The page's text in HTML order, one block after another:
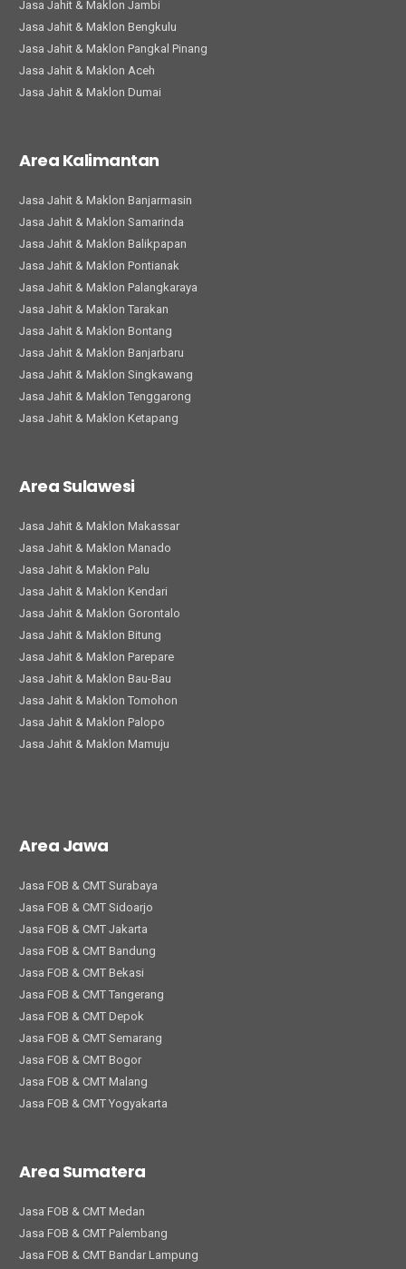
Jasa Jahit & Maklon Jambi
Jasa Jahit & Maklon Bengkulu
Jasa Jahit & Maklon Pangkal Pinang
Jasa Jahit & Maklon Aceh
Jasa Jahit & Maklon Dumai
Area Kalimantan
Jasa Jahit & Maklon Banjarmasin
Jasa Jahit & Maklon Samarinda
Jasa Jahit & Maklon Balikpapan
Jasa Jahit & Maklon Pontianak
Jasa Jahit & Maklon Palangkaraya
Jasa Jahit & Maklon Tarakan
Jasa Jahit & Maklon Bontang
Jasa Jahit & Maklon Banjarbaru
Jasa Jahit & Maklon Singkawang
Jasa Jahit & Maklon Tenggarong
Jasa Jahit & Maklon Ketapang
Area Sulawesi
Jasa Jahit & Maklon Makassar
Jasa Jahit & Maklon Manado
Jasa Jahit & Maklon Palu
Jasa Jahit & Maklon Kendari
Jasa Jahit & Maklon Gorontalo
Jasa Jahit & Maklon Bitung
Jasa Jahit & Maklon Parepare
Jasa Jahit & Maklon Bau-Bau
Jasa Jahit & Maklon Tomohon
Jasa Jahit & Maklon Palopo
Jasa Jahit & Maklon Mamuju
Area Jawa
Jasa FOB & CMT Surabaya
Jasa FOB & CMT Sidoarjo
Jasa FOB & CMT Jakarta
Jasa FOB & CMT Bandung
Jasa FOB & CMT Bekasi
Jasa FOB & CMT Tangerang
Jasa FOB & CMT Depok
Jasa FOB & CMT Semarang
Jasa FOB & CMT Bogor
Jasa FOB & CMT Malang
Jasa FOB & CMT Yogyakarta
Area Sumatera
Jasa FOB & CMT Medan
Jasa FOB & CMT Palembang
Jasa FOB & CMT Bandar Lampung